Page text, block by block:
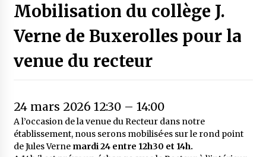
Mobilisation du collège J.
Verne de Buxerolles pour la
venue du recteur
24 mars 2026 12:30– 14:00
A l’occasion de la venue du Recteur dans notre
établissement, nous serons mobilisé·es sur le rond point
de Jules Verne mardi 24 entre 12h30 et 14h.